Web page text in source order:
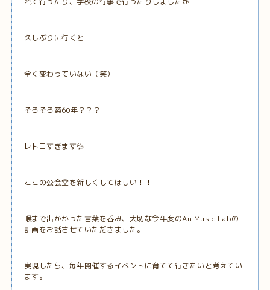
久しぶりに行くと
全く変わっていない（笑）
そろそろ築60年？？？
レトロすぎます💦
ここの公会堂を新しくしてほしい！！
喉まで出かかった言葉を呑み、大切な今年度のAn Music Labの
計画をお話させていただきました。
実現したら、毎年開催するイベントに育てて行きたいと考えてい
ます。